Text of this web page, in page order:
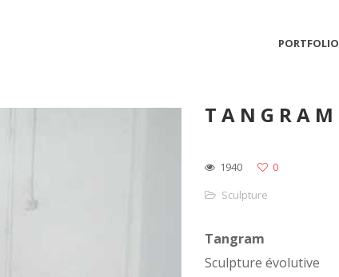
PORTFOLIO
TANGRAM
1940
0
Sculpture
Tangram
Sculpture évolutive